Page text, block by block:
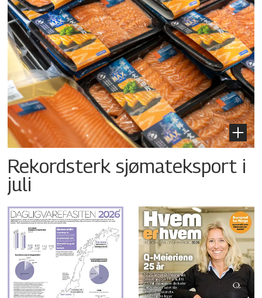
Rekordsterk sjømateksport i
juli